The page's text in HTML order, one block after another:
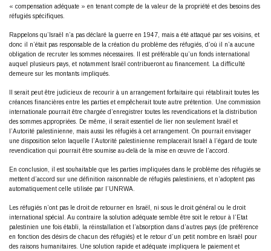
« compensation adéquate » en tenant compte de la valeur de la propriété et des besoins des
réfugiés spécifiques.
Rappelons qu’Israël n’a pas déclaré la guerre en 1947, mais a été attaqué par ses voisins, et
donc il n’était pas responsable de la création du problème des réfugiés, d’où il n’a aucune
obligation de recruter les sommes nécessaires. Il est préférable qu’un fonds international
auquel plusieurs pays, et notamment Israël contribueront au financement. La difficulté
demeure sur les montants impliqués.
Il serait peut être judicieux de recourir à un arrangement forfaitaire qui rétablirait toutes les
créances financières entre les parties et empêcherait toute autre prétention. Une commission
internationale pourrait être chargée d’enregistrer toutes les revendications et la distribution
des sommes appropriées. De même, il serait essentiel de lier non seulement Israël et
l’Autorité palestinienne, mais aussi les réfugiés à cet arrangement. On pourrait envisager
une disposition selon laquelle l’Autorité palestinienne remplacerait Israël à l’égard de toute
revendication qui pourrait être soumise au-delà de la mise en œuvre de l’accord.
En conclusion, il est souhaitable que les parties impliquées dans le problème des réfugiés se
mettent d’accord sur une définition raisonnable de réfugiés palestiniens, et n’adoptent pas
automatiquement celle utilisée par l’UNRWA.
Les réfugiés n’ont pas le droit de retourner en Israël, ni sous le droit général ou le droit
international spécial. Au contraire la solution adéquate semble être soit le retour à l’Etat
palestinien une fois établi, la réinstallation et l’absorption dans d’autres pays (de préférence
en fonction des désirs de chacun des réfugiés) et le retour d’un petit nombre en Israël pour
des raisons humanitaires. Une solution rapide et adéquate impliquera le paiement et